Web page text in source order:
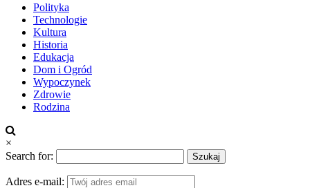
Polityka
Technologie
Kultura
Historia
Edukacja
Dom i Ogród
Wypoczynek
Zdrowie
Rodzina
×
Search for:
Adres e-mail: